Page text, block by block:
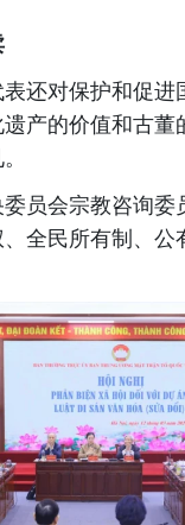
还对保护和促进
产的价值和古董
员会宗教咨询委
全民所有制、公